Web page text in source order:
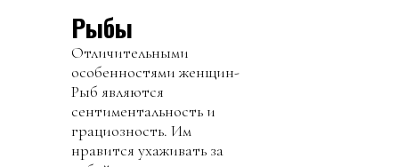
Рыбы
Отличительными
особенностями женщин-
Рыб являются
сентиментальность и
грациозность. Им
нравится ухаживать за